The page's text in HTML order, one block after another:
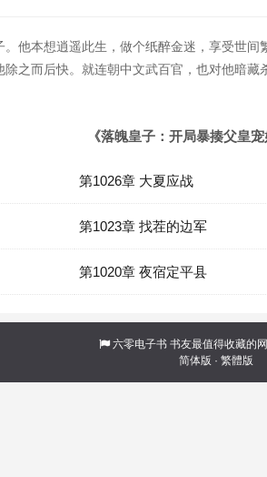
他本想逍遥此生，做个纸醉金迷，享受世
之而后快。就连朝中文武百官，也对他暗
《落魄皇子：开局暴揍父皇
第1026章 大夏应战
第1023章 找茬的边军
第1020章 夜宿定平县
六零电子书 书友最值得收藏的
简体版 · 繁體版